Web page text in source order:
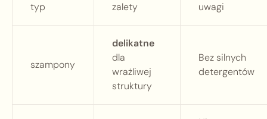
typ zalety uwagi
szampony
delikatne
dla
wrażliwej
struktury
Bez silnych
detergentów